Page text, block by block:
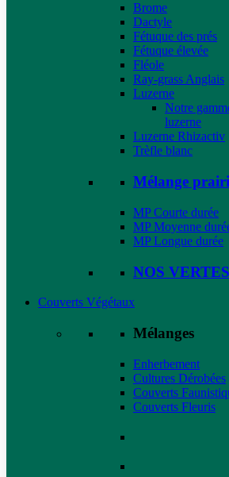
Brome
Dactyle
Fétuque des prés
Fétuque élevée
Fléole
Ray-grass Anglais
Luzerne
Notre
luzerne
Luzerne Rhizactiv
Trèfle blanc
Mélange
MP Courte durée
MP Moyenne
MP Longue durée
NOS
Couverts Végétaux
Mélanges
Enherbement
Cultures Dérobées
Couverts
Couverts Fleuris